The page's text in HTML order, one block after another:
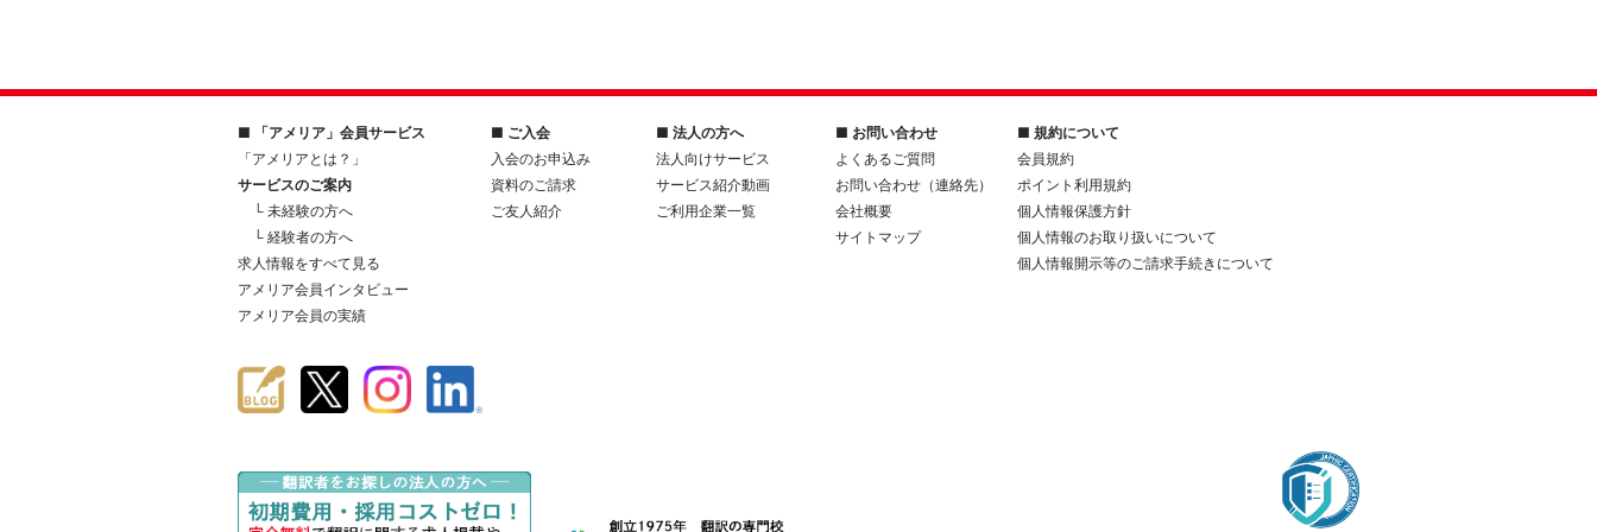
■ 「アメリア」会員サービス
「アメリアとは？」
サービスのご案内
└ 未経験の方へ
└ 経験者の方へ
求人情報をすべて見る
アメリア会員インタビュー
アメリア会員の実績
■ ご入会
入会のお申込み
資料のご請求
ご友人紹介
■ 法人の方へ
法人向けサービス
サービス紹介動画
ご利用企業一覧
■ お問い合わせ
よくあるご質問
お問い合わせ（連絡先）
会社概要
サイトマップ
■ 規約について
会員規約
ポイント利用規約
個人情報保護方針
個人情報のお取り扱いについて
個人情報開示等のご請求手続きについて